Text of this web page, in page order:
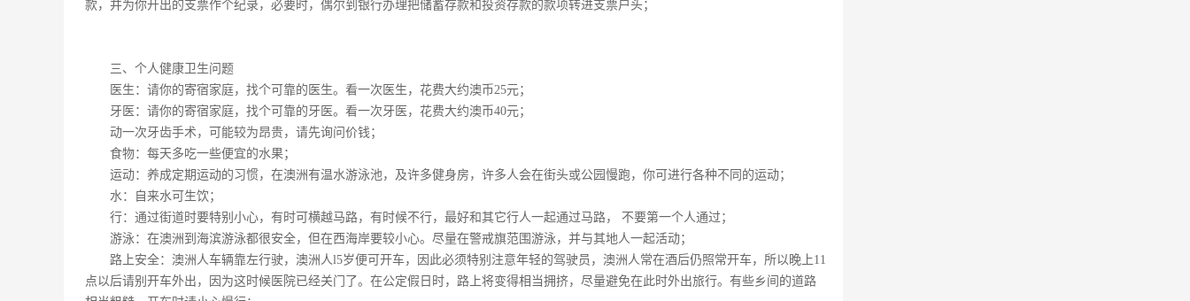
款，并为你开出的支票作个纪录，必要时，偶尔到银行办理把储蓄存款和投资存款的款项转进支票户头；
三、个人健康卫生问题
医生：请你的寄宿家庭，找个可靠的医生。看一次医生，花费大约澳币25元；
牙医：请你的寄宿家庭，找个可靠的牙医。看一次牙医，花费大约澳币40元；
动一次牙齿手术，可能较为昂贵，请先询问价钱；
食物：每天多吃一些便宜的水果；
运动：养成定期运动的习惯，在澳洲有温水游泳池，及许多健身房，许多人会在街头或公园慢跑，你可进行各种不同的运动；
水：自来水可生饮；
行：通过街道时要特别小心，有时可横越马路，有时候不行，最好和其它行人一起通过马路， 不要第一个人通过；
游泳：在澳洲到海滨游泳都很安全，但在西海岸要较小心。尽量在警戒旗范围游泳，并与其地人一起活动；
路上安全：澳洲人车辆靠左行驶，澳洲人l5岁便可开车，因此必须特别注意年轻的驾驶员，澳洲人常在酒后仍照常开车，所以晚上11
点以后请别开车外出，因为这时候医院已经关门了。在公定假日时，路上将变得相当拥挤，尽量避免在此时外出旅行。有些乡间的道路